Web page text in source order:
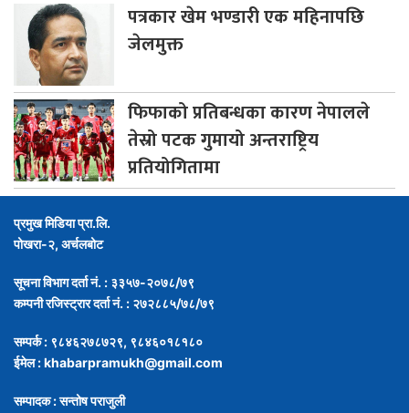
पत्रकारखेम भण्डारी एक महिनापछि
जेलमुक्त
फिफाकोप्रतिबन्धका कारण नेपालले
तेस्रो पटक गुमायो अन्तराष्ट्रिय
प्रतियोगितामा
प्रमुख मिडिया प्रा.लि.
पोखरा-२, अर्चलबोट
सूचना विभाग दर्ता नं. : ३३५७-२०७८/७९
कम्पनी रजिस्ट्रार दर्ता नं. : २७२८८५/७८/७९
सम्पर्क : ९८४६२७८७२९, ९८४६०१८१८०
ईमेल :khabarpramukh@gmail.com
सम्पादक : सन्तोष पराजुली